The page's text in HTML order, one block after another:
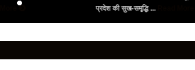
More
प्रदेश की सुख-समृद्धि ...